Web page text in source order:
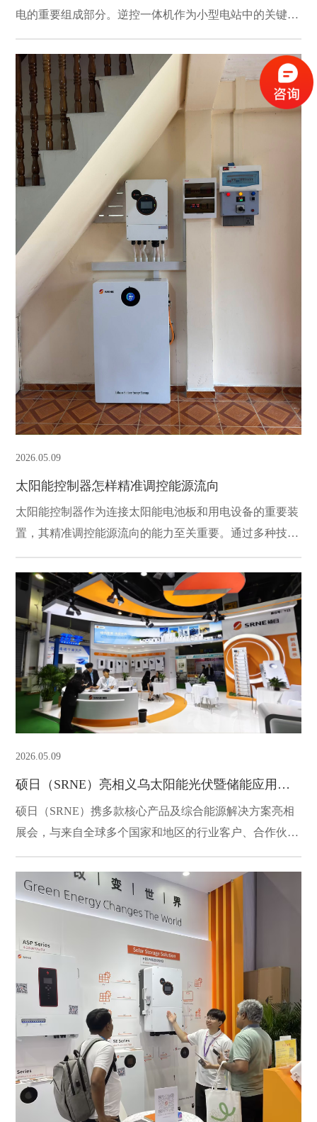
电的重要组成部分。逆控一体机作为小型电站中的关键设
备，其特有的优势使得它在能源管理和发电效率上具有显
著的竞争力。
2026.05.09
太阳能控制器怎样精准调控能源流向
太阳能控制器作为连接太阳能电池板和用电设备的重要装
置，其精准调控能源流向的能力至关重要。通过多种技术
手段，太阳能控制器能够有效管理电能的获取和分配，从
而优化整个系统的运行效率。
2026.05.09
硕日（SRNE）亮相义乌太阳能光伏暨储能应用产品博览会，深化全球新能源市场合作
硕日（SRNE）携多款核心产品及综合能源解决方案亮相
展会，与来自全球多个国家和地区的行业客户、合作伙伴
及采购商展开深入交流，共同探讨新能源行业的发展趋势
与市场机遇。